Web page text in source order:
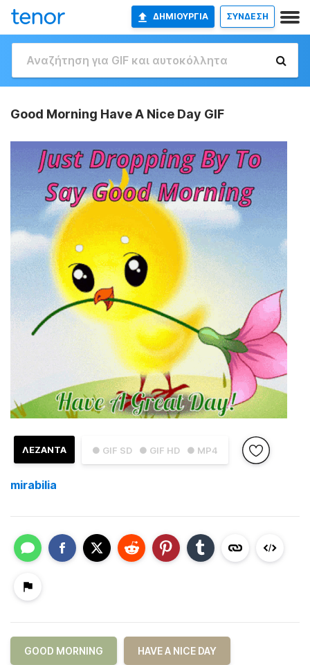
ΔΗΜΙΟΥΡΓΊΑ ΣΥΝΔΕΣΗ
Good Morning Have A Nice Day GIF
● GIF SD ● GIF HD ● MP4
ΛΕΖΑΝΤΑ
mirabilia
GOOD MORNING HAVE A NICE DAY